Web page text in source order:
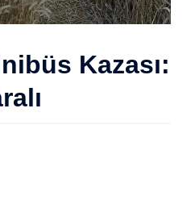
Kazası: